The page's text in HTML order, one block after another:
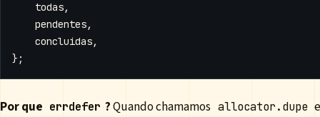
todas,
pendentes,
concluidas,
};
Por que errdefer ?Quando chamamos allocator.dupe